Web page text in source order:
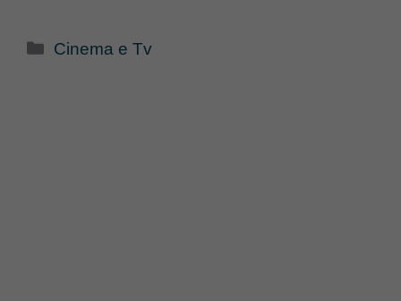
Categorie
Cinema e Tv